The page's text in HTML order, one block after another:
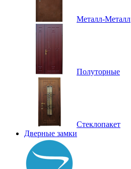
Металл-Металл
Полуторные
Стеклопакет
Дверные замки